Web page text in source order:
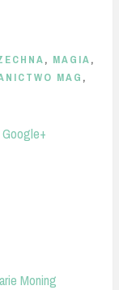
, MAGIA,
MAG ,
Google+
Moning